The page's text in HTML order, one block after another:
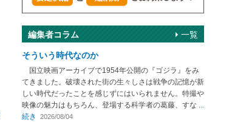
編集者コラム
そういう時代なのか
国立映画アーカイブで1954年公開の『ゴジラ』をみ
てきました。破壊された街の生々しさは戦争の記憶が新
しい時代だったことを感じずにはいられません。特撮や
映像の魅力はもちろん、登場する科学者の葛藤、すな ...
続き
2026/08/04
一覧